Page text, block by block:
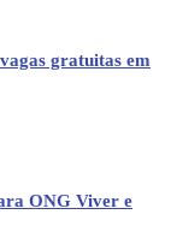
gratuitas em
ONG Viver e